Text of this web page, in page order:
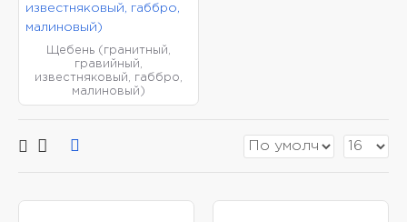
Щебень (гранитный,
гравийный,
известняковый, габбро,
малиновый)